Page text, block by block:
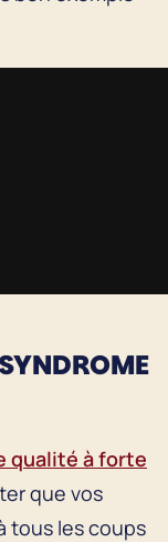
qualité à forte
que vos
tous les coups